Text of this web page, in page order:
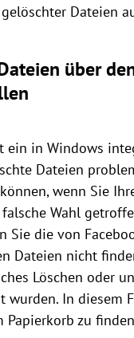
Dateien
über
ein in Windows
Dateien
wenn Sie
Wahl
Sie die von
Dateien nicht
Löschen oder
wurden. In diesem
Papierkorb zu